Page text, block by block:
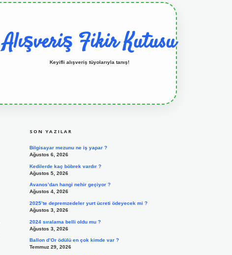
Alışveriş Fikir Kutusu
Keyifli alışveriş tüyolarıyla tanış!
SON YAZILAR
Bilgisayar mezunu ne iş yapar ?
Ağustos 6, 2026
Kedilerde kaç böbrek vardır ?
Ağustos 5, 2026
Avanos’dan hangi nehir geçiyor ?
Ağustos 4, 2026
2025’te depremzedeler yurt ücreti ödeyecek mi ?
Ağustos 3, 2026
2024 sıralama belli oldu mu ?
Ağustos 3, 2026
Ballon d’Or ödülü en çok kimde var ?
Temmuz 29, 2026